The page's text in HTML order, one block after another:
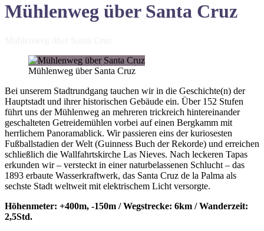
Mühlenweg über Santa Cruz
Mühlenweg über Santa Cruz
Bei unserem Stadtrundgang tauchen wir in die Geschichte(n) der
Hauptstadt und ihrer historischen Gebäude ein. Über 152 Stufen
führt uns der Mühlenweg an mehreren trickreich hintereinander
geschalteten Getreidemühlen vorbei auf einen Bergkamm mit
herrlichem Panoramablick. Wir passieren eins der kuriosesten
Fußballstadien der Welt (Guinness Buch der Rekorde) und erreichen
schließlich die Wallfahrtskirche Las Nieves. Nach leckeren Tapas
erkunden wir – versteckt in einer naturbelassenen Schlucht – das
1893 erbaute Wasserkraftwerk, das Santa Cruz de la Palma als
sechste Stadt weltweit mit elektrischem Licht versorgte.
Höhenmeter: +400m, -150m / Wegstrecke: 6km / Wanderzeit:
2,5Std.